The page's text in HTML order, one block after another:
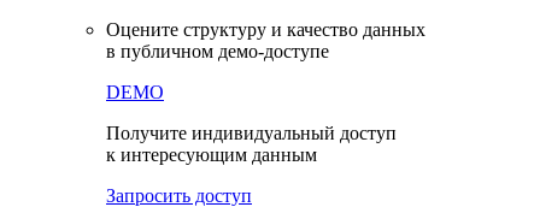
Оцените структуру и качество данных
в публичном демо-доступе
DEMO
Получите индивидуальный доступ
к интересующим данным
Запросить доступ